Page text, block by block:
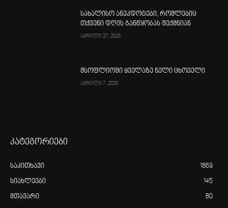
სახალისო ანეკდოტები, რომლებიც
თქვენი დღის განწყობას შექმნიან
აპრილი 27, 2026
მსოფლიოში ყველაზე ნელი ცხოველი
აპრილი 7, 2026
კატეგორიები
საკითხავი 1869
სიახლეები 145
მთავარი 80